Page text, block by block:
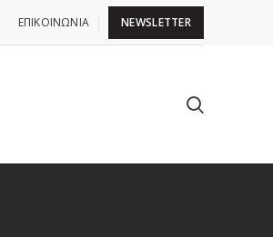
ΕΠΙΚΟΙΝΩΝΙΑ NEWSLETTER